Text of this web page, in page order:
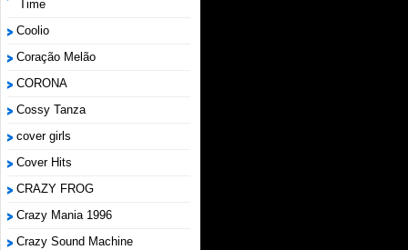
Time
Coolio
Coração Melão
CORONA
Cossy Tanza
cover girls
Cover Hits
CRAZY FROG
Crazy Mania 1996
Crazy Sound Machine